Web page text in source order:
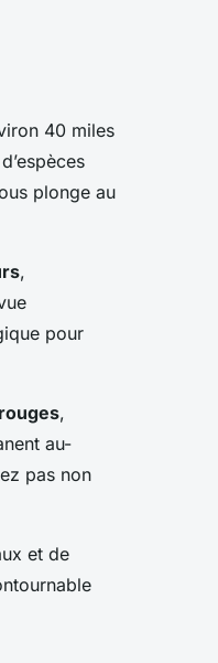
40 miles
plonge au
,
pour
,
au-
pas non
et de